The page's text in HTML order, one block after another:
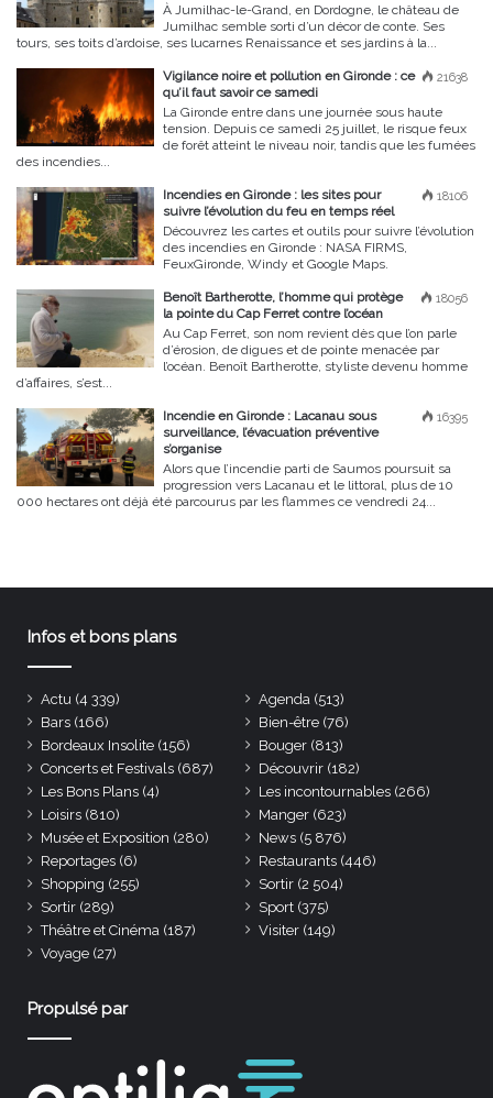
À Jumilhac-le-Grand, en Dordogne, le château de
Jumilhac semble sorti d’un décor de conte. Ses
tours, ses toits d’ardoise, ses lucarnes Renaissance et ses jardins à la...
21638
Vigilance noire et pollution en Gironde : ce
qu’il faut savoir ce samedi
La Gironde entre dans une journée sous haute
tension. Depuis ce samedi 25 juillet, le risque feux
de forêt atteint le niveau noir, tandis que les fumées
des incendies...
18106
Incendies en Gironde : les sites pour
suivre l’évolution du feu en temps réel
Découvrez les cartes et outils pour suivre l’évolution
des incendies en Gironde : NASA FIRMS,
FeuxGironde, Windy et Google Maps.
18056
Benoît Bartherotte, l’homme qui protège
la pointe du Cap Ferret contre l’océan
Au Cap Ferret, son nom revient dès que l’on parle
d’érosion, de digues et de pointe menacée par
l’océan. Benoît Bartherotte, styliste devenu homme
d’affaires, s’est...
16395
Incendie en Gironde : Lacanau sous
surveillance, l’évacuation préventive
s’organise
Alors que l’incendie parti de Saumos poursuit sa
progression vers Lacanau et le littoral, plus de 10
000 hectares ont déjà été parcourus par les flammes ce vendredi 24...
Infos et bons plans
Actu (4 339) Agenda (513)
Bars (166) Bien-être (76)
Bordeaux Insolite (156) Bouger (813)
Concerts et Festivals (687) Découvrir (182)
Les Bons Plans (4) Les incontournables (266)
Loisirs (810) Manger (623)
Musée et Exposition (280) News (5 876)
Reportages (6) Restaurants (446)
Shopping (255) Sortir (2 504)
Sortir (289) Sport (375)
Théâtre et Cinéma (187) Visiter (149)
Voyage (27)
Propulsé par